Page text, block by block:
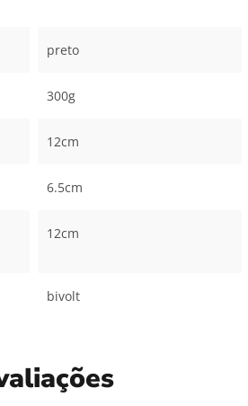
preto
300g
12cm
6.5cm
12cm
bivolt